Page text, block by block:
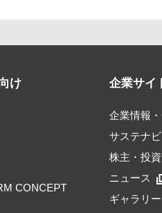
け
CONCEPT
企業サイ
企業情報
サステナ
株主・投
ニュース
ギャラリー